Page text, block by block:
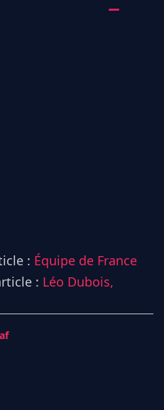
: Équipe de France
: Léo Dubois,